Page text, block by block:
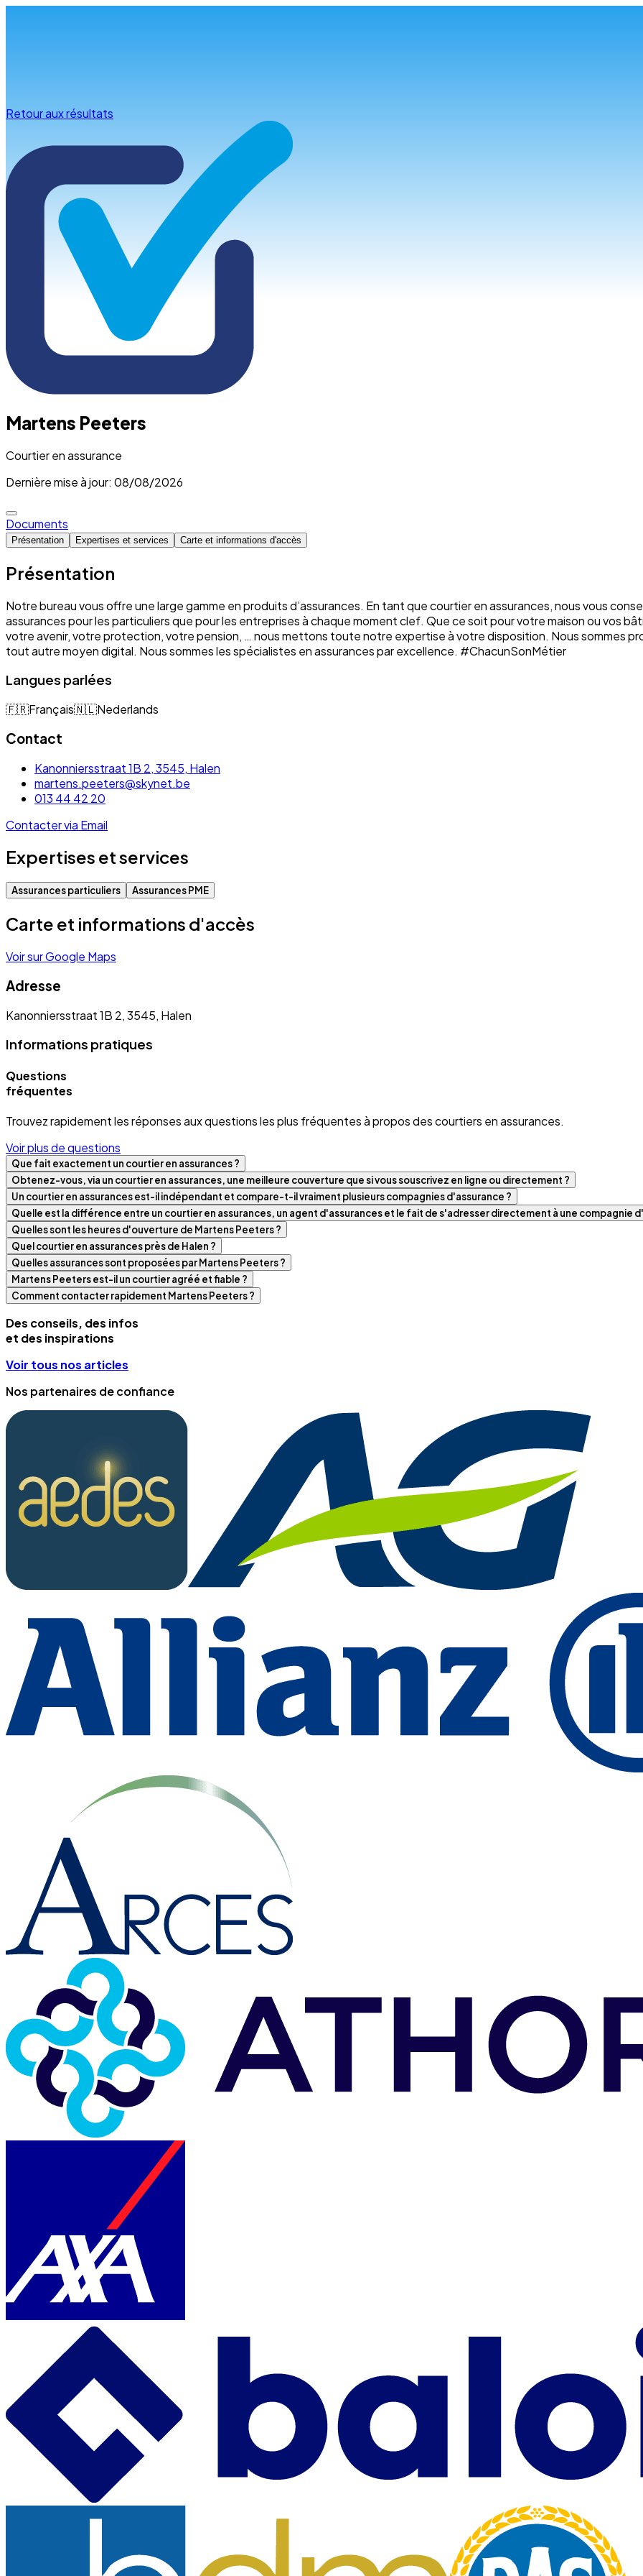
Retour aux résultats
Martens Peeters
Courtier en assurance
Dernière mise à jour: 08/08/2026
Documents
Présentation Expertises et services Carte et informations d'accès
Présentation
Notre bureau vous offre une large gamme en produits d’assurances. En tant que courtier en assurances, nous vous
assurances pour les particuliers que pour les entreprises à chaque moment clef. Que ce soit pour votre maison ou vos
votre avenir, votre protection, votre pension, … nous mettons toute notre expertise à votre disposition. Nous sommes
tout autre moyen digital. Nous sommes les spécialistes en assurances par excellence. #ChacunSonMétier
Langues parlées
🇫🇷Français🇳🇱Nederlands
Contact
Kanonniersstraat 1B 2, 3545, Halen
martens.peeters@skynet.be
013 44 42 20
Contacter via Email
Expertises et services
Assurances particuliers Assurances PME
Carte et informations d'accès
Voir sur Google Maps
Adresse
Kanonniersstraat 1B 2, 3545, Halen
Informations pratiques
Questions
fréquentes
Trouvez rapidement les réponses aux questions les plus fréquentes à propos des courtiers en assurances.
Voir plus de questions
Que fait exactement un courtier en assurances ?
Obtenez-vous, via un courtier en assurances, une meilleure couverture que si vous souscrivez en ligne ou directement ?
Un courtier en assurances est-il indépendant et compare-t-il vraiment plusieurs compagnies d'assurance ?
Quelle est la différence entre un courtier en assurances, un agent d'assurances et le fait de s'adresser directement à une compagnie
Quelles sont les heures d'ouverture de Martens Peeters ?
Quel courtier en assurances près de Halen ?
Quelles assurances sont proposées par Martens Peeters ?
Martens Peeters est-il un courtier agréé et fiable ?
Comment contacter rapidement Martens Peeters ?
Des conseils, des infos
et des inspirations
Voir tous nos articles
Nos partenaires de confiance